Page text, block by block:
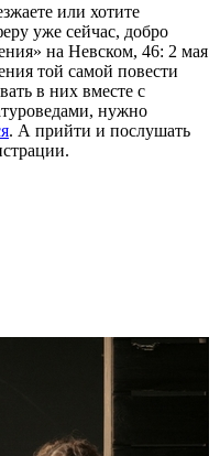
или хотите
уже сейчас, добро
на Невском, 46: 2 мая
той самой повести
в них вместе с
нужно
. А прийти и послушать